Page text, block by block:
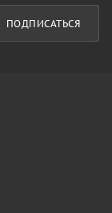
ПОДПИСАТЬСЯ